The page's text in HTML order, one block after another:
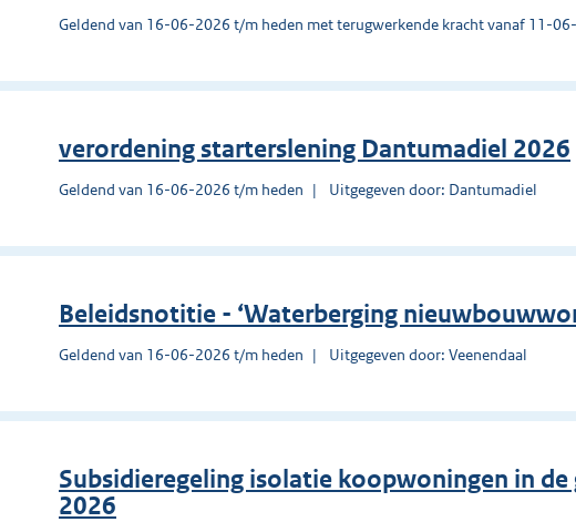
Geldend van 16-06-2026 t/m heden met terugwerkende kracht vanaf 11-
verordening starterslening Dantumadiel 2026
Geldend van 16-06-2026 t/m heden Uitgegeven door: Dantumadiel
Beleidsnotitie - ‘Waterberging
Geldend van 16-06-2026 t/m heden Uitgegeven door: Veenendaal
Subsidieregeling isolatie koopwoningen in de
2026